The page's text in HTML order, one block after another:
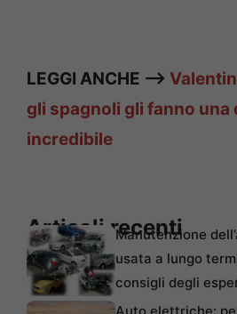
LEGGI ANCHE —>
gli spagnoli gli fanno una
incredibile
Articoli recenti
Manutenzione
usata a lungo
consigli degli